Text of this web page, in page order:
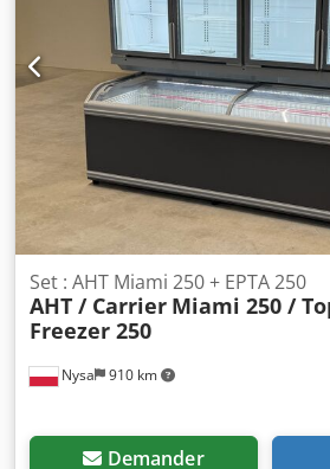
Nysa 910 km
Set : AHT Miami 250 + EPTA 250
AHT / Carrier Miami 250 /
Freezer 250
Demander